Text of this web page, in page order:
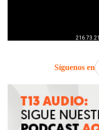
Síguenos en